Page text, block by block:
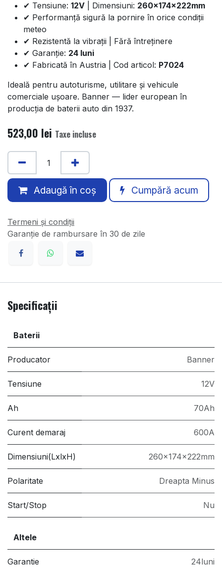
✔ Tensiune: 12V | Dimensiuni: 260x174x222mm
✔ Performanță sigură la pornire în orice condiții
meteo
✔ Rezistentă la vibrații | Fără întreținere
✔ Garanție: 24 luni
✔ Fabricată în Austria | Cod articol: P7024
Ideală pentru autoturisme, utilitare și vehicule
comerciale ușoare. Banner — lider european în
producția de baterii auto din 1937.
523,00 lei Taxe incluse
Adaugă în coș Cumpără acum
Termeni și condiții
Garanție de rambursare în 30 de zile
Specificații
Baterii
Producator Banner
Tensiune 12V
Ah 70Ah
Curent demaraj 600A
Dimensiuni(LxlxH) 260x174x222mm
Polaritate Dreapta Minus
Start/Stop Nu
Altele
Garantie 24luni